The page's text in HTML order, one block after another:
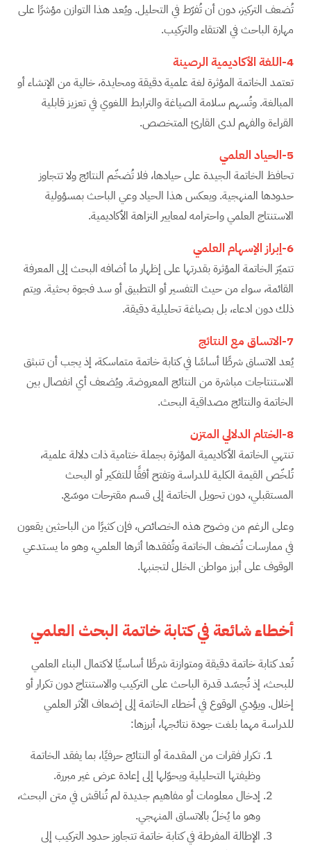
تُضعف التركيز، دون أن تُفرّط في التحليل. ويُعد هذا التوازن مؤشرًا على
مهارة الباحث في الانتقاء والتركيب.
4-اللغة الأكاديمية الرصينة
تعتمد الخاتمة المؤثرة لغة علمية دقيقة ومحايدة، خالية من الإنشاء أو
المبالغة. وتُسهم سلامة الصياغة والترابط اللغوي في تعزيز قابلية
القراءة والفهم لدى القارئ المتخصص.
5-الحياد العلمي
تحافظ الخاتمة الجيدة على حيادها، فلا تُضخّم النتائج ولا تتجاوز
حدودها المنهجية. ويعكس هذا الحياد وعي الباحث بمسؤولية
الاستنتاج العلمي واحترامه لمعايير النزاهة الأكاديمية.
6-إبراز الإسهام العلمي
تتميّز الخاتمة المؤثرة بقدرتها على إظهار ما أضافه البحث إلى المعرفة
القائمة، سواء من حيث التفسير أو التطبيق أو سد فجوة بحثية. ويتم
ذلك دون ادعاء، بل بصياغة تحليلية دقيقة.
7-الاتساق مع النتائج
يُعد الاتساق شرطًا أساسًا في كتابة خاتمة متماسكة، إذ يجب أن تنبثق
الاستنتاجات مباشرة من النتائج المعروضة. ويُضعف أي انفصال بين
الخاتمة والنتائج مصداقية البحث.
8-الختام الدلالي المتزن
تنتهي الخاتمة الأكاديمية المؤثرة بجملة ختامية ذات دلالة علمية،
تُلخّص القيمة الكلية للدراسة وتفتح أفقًا للتفكير أو البحث
المستقبلي، دون تحويل الخاتمة إلى قسم مقترحات موسّع.
وعلى الرغم من وضوح هذه الخصائص، فإن كثيرًا من الباحثين يقعون
في ممارسات تُضعف الخاتمة وتُفقدها أثرها العلمي، وهو ما يستدعي
الوقوف على أبرز مواطن الخلل لتجنبها.
أخطاء شائعة في كتابة خاتمة البحث العلمي
تُعد كتابة خاتمة دقيقة ومتوازنة شرطًا أساسيًا لاكتمال البناء العلمي
للبحث، إذ تُجسّد قدرة الباحث على التركيب والاستنتاج دون تكرار أو
إخلال. ويؤدي الوقوع في أخطاء الخاتمة إلى إضعاف الأثر العلمي
للدراسة مهما بلغت جودة نتائجها، أبرزها:
تكرار فقرات من المقدمة أو النتائج حرفيًا، بما يفقد الخاتمة
وظيفتها التحليلية ويحوّلها إلى إعادة عرض غير مبررة.
إدخال معلومات أو مفاهيم جديدة لم تُناقش في متن البحث،
وهو ما يُخلّ بالاتساق المنهجي.
الإطالة المفرطة في كتابة خاتمة تتجاوز حدود التركيب إلى